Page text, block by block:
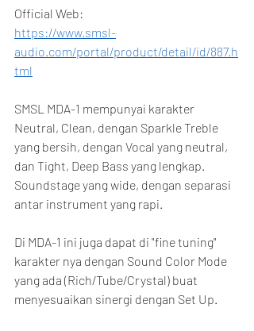
Official Web:
https://www.smsl-
audio.com/portal/product/detail/id/887.h
tml
SMSL MDA-1 mempunyai karakter
Neutral, Clean, dengan Sparkle Treble
yang bersih, dengan Vocal yang neutral,
dan Tight, Deep Bass yang lengkap.
Soundstage yang wide, dengan separasi
antar instrument yang rapi.
Di MDA-1 ini juga dapat di "fine tuning"
karakter nya dengan Sound Color Mode
yang ada (Rich/Tube/Crystal) buat
menyesuaikan sinergi dengan Set Up.